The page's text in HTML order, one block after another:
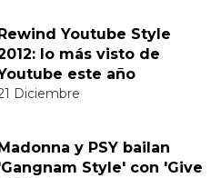
Rewind Youtube Style
lo más visto de
este año
Diciembre
Madonna y PSY bailan
Style' con 'Give